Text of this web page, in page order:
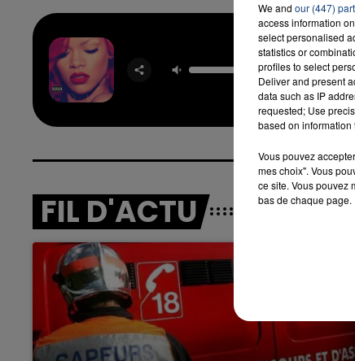
Man
FIL D'ACTU
We and our (447)
access information
select personalised
statistics or
profiles to select
Deliver and present
data such as IP
requested; Use
based on information
Vous pouvez
mes choix". Vous
ce site. Vous pouvez
bas de chaque page.